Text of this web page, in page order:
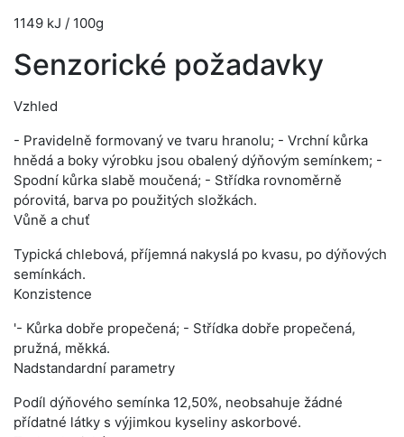
1149 kJ / 100g
Senzorické požadavky
Vzhled
- Pravidelně formovaný ve tvaru hranolu; - Vrchní kůrka
hnědá a boky výrobku jsou obalený dýňovým semínkem; -
Spodní kůrka slabě moučená; - Střídka rovnoměrně
pórovitá, barva po použitých složkách.
Vůně a chuť
Typická chlebová, příjemná nakyslá po kvasu, po dýňových
semínkách.
Konzistence
'- Kůrka dobře propečená; - Střídka dobře propečená,
pružná, měkká.
Nadstandardní parametry
Podíl dýňového semínka 12,50%, neobsahuje žádné
přídatné látky s výjimkou kyseliny askorbové.